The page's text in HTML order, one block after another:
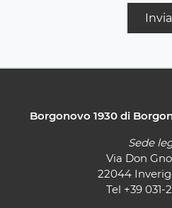
Invia
Borgonovo 1930 di
Sede
Via Don
22044
Tel +39 031-